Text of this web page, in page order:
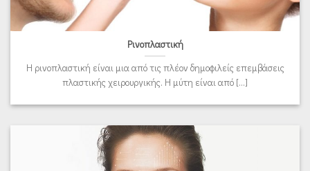
Ρινοπλαστική
Η ρινοπλαστική είναι μια από τις πλέον δημοφιλείς επεμβάσεις
πλαστικής χειρουργικής. Η μύτη είναι από [...]